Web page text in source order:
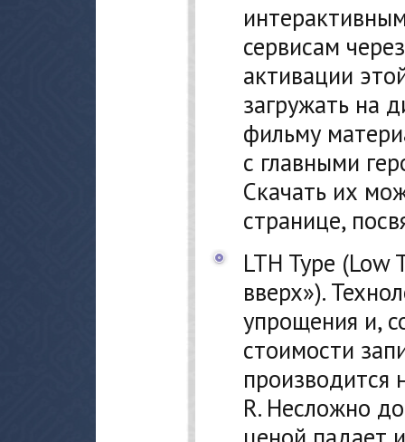
сервисам
активации
загружать на
фильму
с главными
Скачать их
странице,
LTH Type (Low
вверх»).
упрощения и,
стоимости
производится
R. Несложно